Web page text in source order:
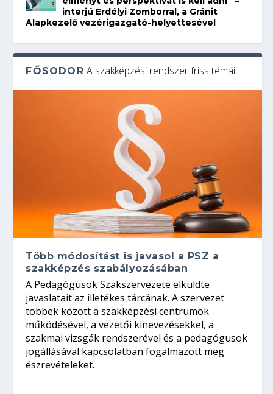
interjú Erdélyi Zomborral, a Gránit
Alapkezelő vezérigazgató-helyettesével
FŐSODOR A szakképzési rendszer friss témái
Több módosítást is javasol a PSZ a
szakképzés szabályozásában
A Pedagógusok Szakszervezete elküldte
javaslatait az illetékes tárcának. A szervezet
többek között a szakképzési centrumok
működésével, a vezetői kinevezésekkel, a
szakmai vizsgák rendszerével és a pedagógusok
jogállásával kapcsolatban fogalmazott meg
észrevételeket.